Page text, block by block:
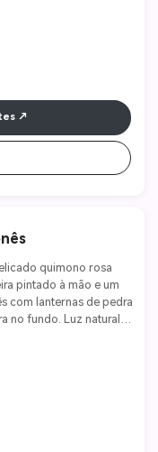
quimono rosa
pintado à mão e um
com lanternas de pedra
no fundo. Luz natural e